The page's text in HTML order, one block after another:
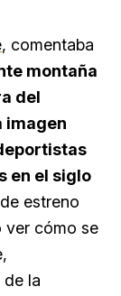
, comentaba
montaña
del
imagen
en el siglo
estreno
ver cómo se
la